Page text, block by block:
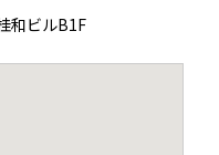
和ビルB1F